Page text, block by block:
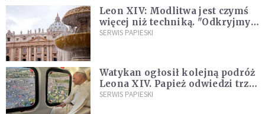
Leon XIV: Modlitwa jest czymś
więcej niż techniką. "Odkryjmy
ją na nowo"
SERWIS PAPIESKI
Watykan ogłosił kolejną podróż
Leona XIV. Papież odwiedzi trzy
kraje Ameryki Południowej
SERWIS PAPIESKI